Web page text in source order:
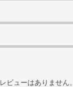
レビューはありません。